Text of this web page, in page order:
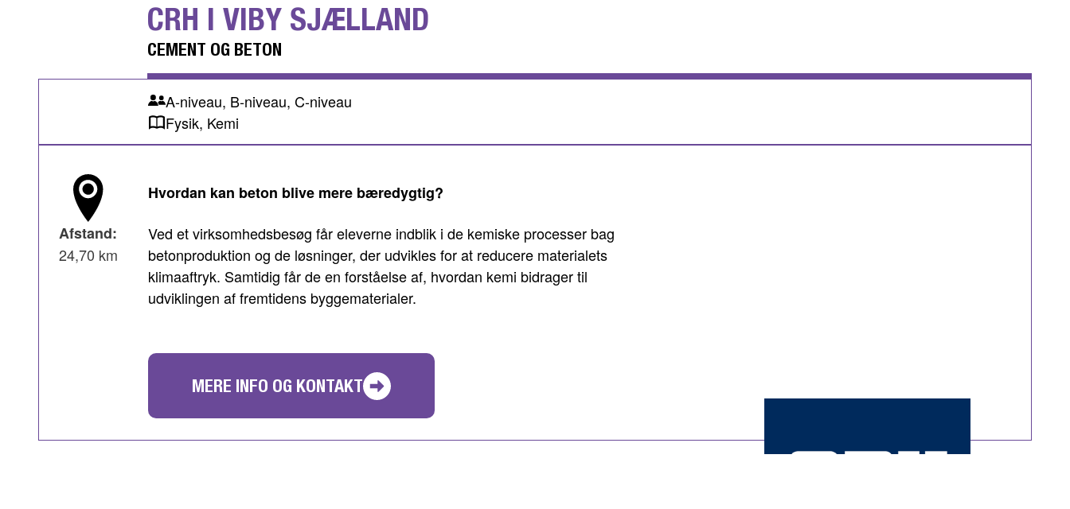
CRH I VIBY SJÆLLAND
CEMENT OG BETON
A-niveau, B-niveau, C-niveau
Fysik, Kemi
Afstand:
24,70 km
Hvordan kan beton blive mere bæredygtig?
Ved et virksomhedsbesøg får eleverne indblik i de kemiske processer bag
betonproduktion og de løsninger, der udvikles for at reducere materialets
klimaaftryk. Samtidig får de en forståelse af, hvordan kemi bidrager til
udviklingen af fremtidens byggematerialer.
MERE INFO OG KONTAKT